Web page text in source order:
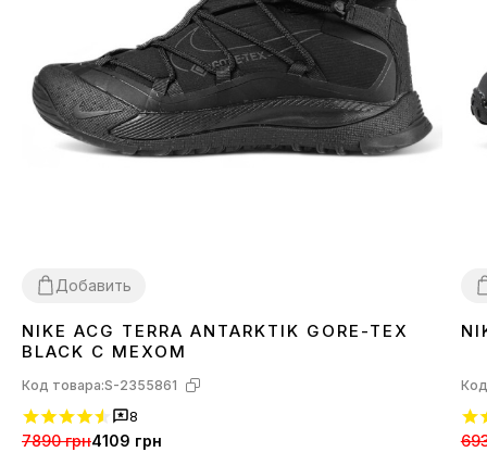
Добавить
36
NIKE ACG TERRA ANTARKTIK GORE-TEX
BLACK С МЕХОМ
Код товара:S-2355861
8
7890 грн4109 грн